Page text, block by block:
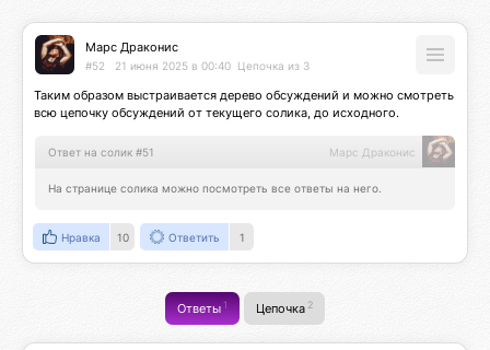
Марс Драконис
#52 21 июня 2025 в 00:40 Цепочка из 3
Таким образом выстраивается дерево обсуждений и можно смотреть
всю цепочку обсуждений от текущего солика, до исходного.
Ответ на солик #51 Марс Драконис
На странице солика можно посмотреть все ответы на него.
Нравка 10 Ответить 1
Ответы1 Цепочка 2